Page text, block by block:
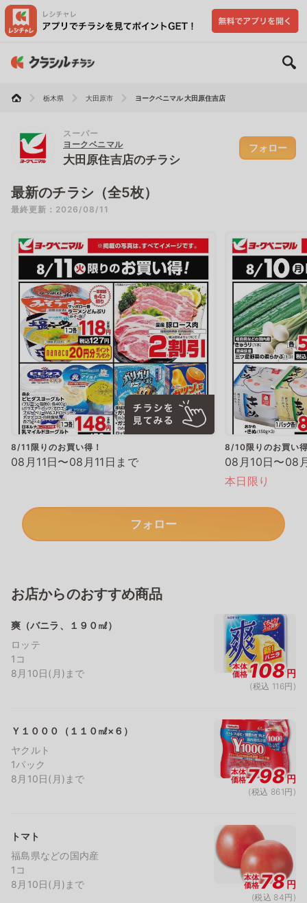
栃木県 大田原市 ヨークベニマル 大田原住吉店
スーパー
ヨークベニマル
大田原住吉店のチラシ
フォロー
最新のチラシ（全5枚）
最終更新：2026/08/11
8/11限りのお買い得！
08月11日〜08月11日まで
8/10限りのお買い
08月10日〜08
本日限り
フォロー
お店からのおすすめ商品
爽（バニラ、１９０㎖）
ロッテ
1コ
8月10日(月)まで
本体
価格108円
(税込 116円)
Ｙ１０００（１１０㎖×６）
ヤクルト
1パック
8月10日(月)まで
本体
価格798円
(税込 861円)
トマト
福島県などの国内産
1コ
8月10日(月)まで
本体
価格78円
(税込 84円)